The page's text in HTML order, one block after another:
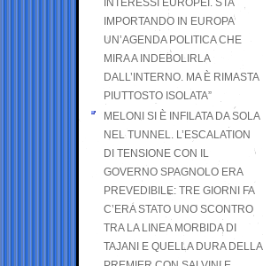
INTERESSI EUROPEI. STA
IMPORTANDO IN EUROPA
UN’AGENDA POLITICA CHE
MIRA A INDEBOLIRLA
DALL’INTERNO. MA È RIMASTA
PIUTTOSTO ISOLATA”
MELONI SI È INFILATA DA SOLA
NEL TUNNEL. L’ESCALATION
DI TENSIONE CON IL
GOVERNO SPAGNOLO ERA
PREVEDIBILE: TRE GIORNI FA
C’ERA STATO UNO SCONTRO
TRA LA LINEA MORBIDA DI
TAJANI E QUELLA DURA DELLA